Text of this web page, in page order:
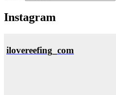
Instagram
ilovereefing_com